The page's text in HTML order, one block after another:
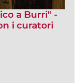
a Burri" -
i curatori